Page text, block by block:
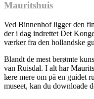
Mauritshuis
Ved Binnenhof ligger den
der i dag indrettet Det
værker fra den hollandske
Blandt de mest berømte
van Ruisdal. I alt har
lære mere om på en guidet
museet, kan du downloade